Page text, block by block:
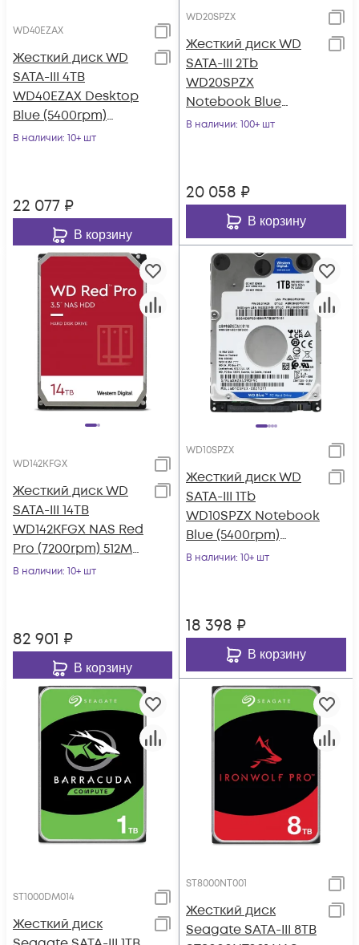
WD40EZAX
Жесткий диск WD
SATA-III 4TB
WD40EZAX Desktop
Blue (5400rpm)
256Mb 3.5"
В наличии: 10+ шт
22 077 ₽
В корзину
WD20SPZX
Жесткий диск WD
SATA-III 2Tb
WD20SPZX
Notebook Blue
(5400rpm) 128Mb 2.5"
В наличии: 100+ шт
20 058 ₽
В корзину
WD142KFGX
Жесткий диск WD
SATA-III 14TB
WD142KFGX NAS Red
Pro (7200rpm) 512Mb
3.5"
В наличии: 10+ шт
82 901 ₽
В корзину
WD10SPZX
Жесткий диск WD
SATA-III 1Tb
WD10SPZX Notebook
Blue (5400rpm)
128Mb 2.5"
В наличии: 10+ шт
18 398 ₽
В корзину
ST1000DM014
Жесткий диск
ST8000NT001
Жесткий диск
Seagate SATA-III 8TB